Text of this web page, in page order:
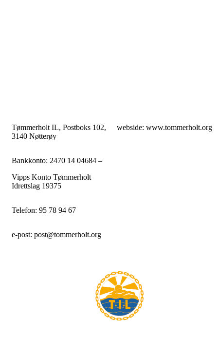
Tømmerholt IL, Postboks 102,
3140 Nøtterøy
webside: www.tommerholt.org
Bankkonto: 2470 14 04684 –
Vipps Konto Tømmerholt
Idrettslag 19375
Telefon: 95 78 94 67
e-post: post@tommerholt.org